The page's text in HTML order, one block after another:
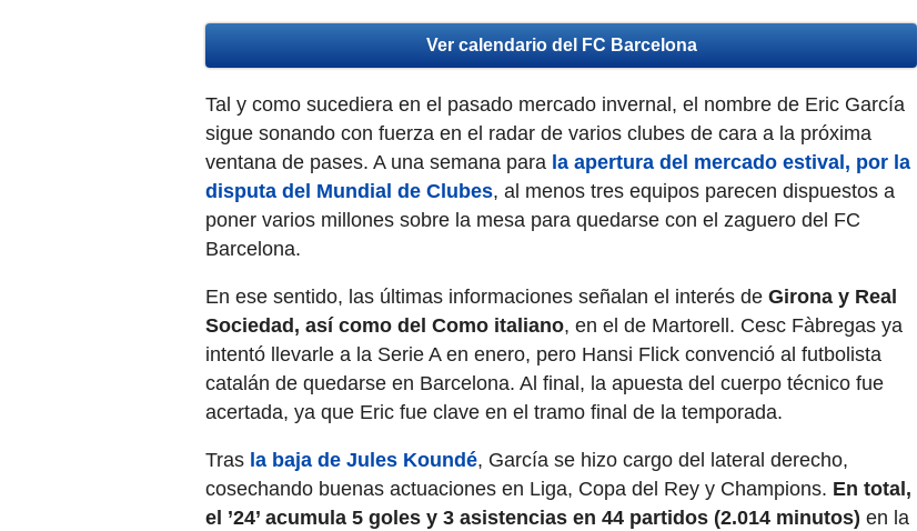
Ver calendario del FC Barcelona
Tal y como sucediera en el pasado mercado invernal, el nombre de Eric García
sigue sonando con fuerza en el radar de varios clubes de cara a la próxima
ventana de pases. A una semana para la apertura del mercado estival, por la
disputa del Mundial de Clubes, al menos tres equipos parecen dispuestos a
poner varios millones sobre la mesa para quedarse con el zaguero del FC
Barcelona.
En ese sentido, las últimas informaciones señalan el interés de Girona y Real
Sociedad, así como del Como italiano, en el de Martorell. Cesc Fàbregas ya
intentó llevarle a la Serie A en enero, pero Hansi Flick convenció al futbolista
catalán de quedarse en Barcelona. Al final, la apuesta del cuerpo técnico fue
acertada, ya que Eric fue clave en el tramo final de la temporada.
Tras la baja de Jules Koundé, García se hizo cargo del lateral derecho,
cosechando buenas actuaciones en Liga, Copa del Rey y Champions. En total,
el ’24’ acumula 5 goles y 3 asistencias en 44 partidos (2.014 minutos) en la